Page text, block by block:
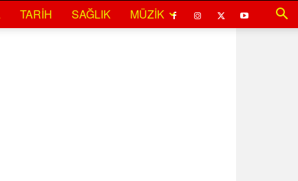
TARIH SAĞLIK MÜZIK